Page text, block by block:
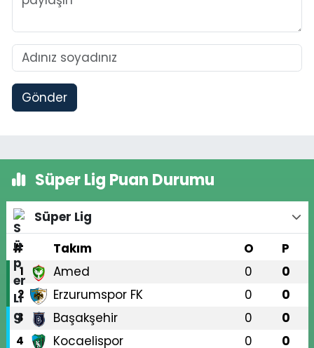
Gönder
Süper Lig Puan Durumu
Süper Lig
#
Takım O P
1 Amed 0 0
2 Erzurumspor FK 0 0
3 Başakşehir 0 0
4 Kocaelispor 0 0